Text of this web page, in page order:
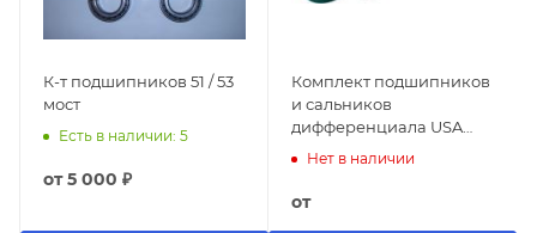
К-т подшипников 51 / 53
мост
Есть в наличии: 5
от5 000 ₽
Комплект подшипников
и сальников
дифференциала USA
1981-2014 (DANA 8.8")
Нет в наличии
от